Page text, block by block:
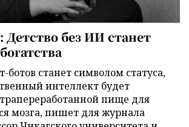
Детство без ИИ станет
ботов станет символом статуса,
интеллект будет
пище для
мозга, пишет для журнала